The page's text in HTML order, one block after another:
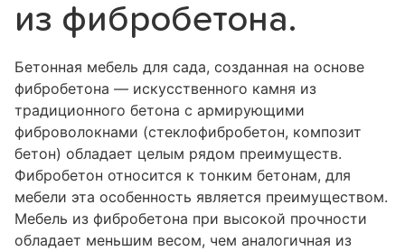
из фибробетона.
Бетонная мебель для сада, созданная на основе
фибробетона — искусственного камня из
традиционного бетона с армирующими
фиброволокнами (стеклофибробетон, композит
бетон) обладает целым рядом преимуществ.
Фибробетон относится к тонким бетонам, для
мебели эта особенность является преимуществом.
Мебель из фибробетона при высокой прочности
обладает меньшим весом, чем аналогичная из